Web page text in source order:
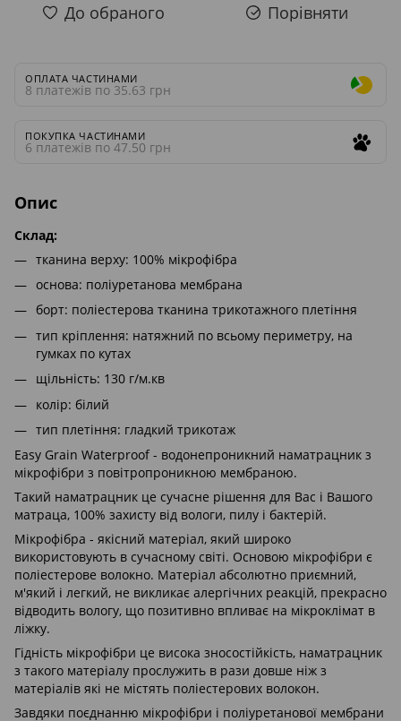
До обраного Порівняти
ОПЛАТА ЧАСТИНАМИ
8 платежів по 35.63 грн
ПОКУПКА ЧАСТИНАМИ
6 платежів по 47.50 грн
Опис
Cклад:
тканина верху: 100% мікрофібра
основа: поліуретанова мембрана
борт: поліестерова тканина трикотажного плетіння
тип кріплення: натяжний по всьому периметру, на
гумках по кутах
щільність: 130 г/м.кв
колір: білий
тип плетіння: гладкий трикотаж
Еasy Grain Waterproof - водонепроникний наматрацник з
мікрофібри з повітропроникною мембраною.
Такий наматрацник це сучасне рішення для Вас і Вашого
матраца, 100% захисту від вологи, пилу і бактерій.
Мікрофібра - якісний матеріал, який широко
використовують в сучасному світі. Основою мікрофібри є
поліестерове волокно. Матеріал абсолютно приємний,
м'який і легкий, не викликає алергічних реакцій, прекрасно
відводить вологу, що позитивно впливає на мікроклімат в
ліжку.
Гідність мікрофібри це висока зносостійкість, наматрацник
з такого матеріалу прослужить в рази довше ніж з
матеріалів які не містять поліестерових волокон.
Завдяки поєднанню мікрофібри і поліуретанової мембрани